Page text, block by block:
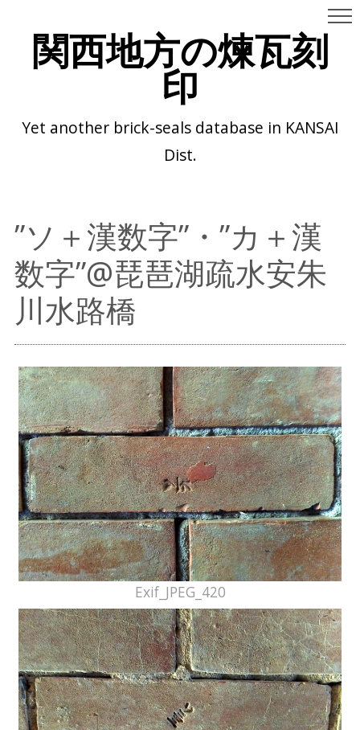
関西地方の煉瓦刻
印
Yet another brick-seals database in KANSAI
Dist.
”ソ＋漢数字”・”カ＋漢
数字”@琵琶湖疏水安朱
川水路橋
Exif_JPEG_420